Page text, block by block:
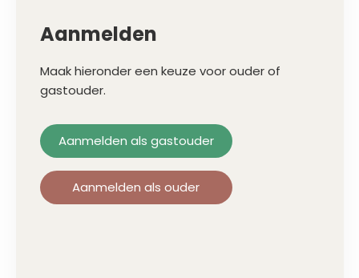
Aanmelden
Maak hieronder een keuze voor ouder of
gastouder.
Aanmelden als gastouder
Aanmelden als ouder